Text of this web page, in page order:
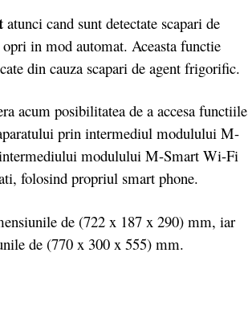
atunci cand sunt detectate scapari de
in mod automat. Aceasta functie
din cauza scapari de agent frigorific.
acum posibilitatea de a accesa functiile
prin intermediul modulului M-
modulului M-Smart Wi-Fi
folosind propriul smart phone.
de (722 x 187 x 290) mm, iar
de (770 x 300 x 555) mm.